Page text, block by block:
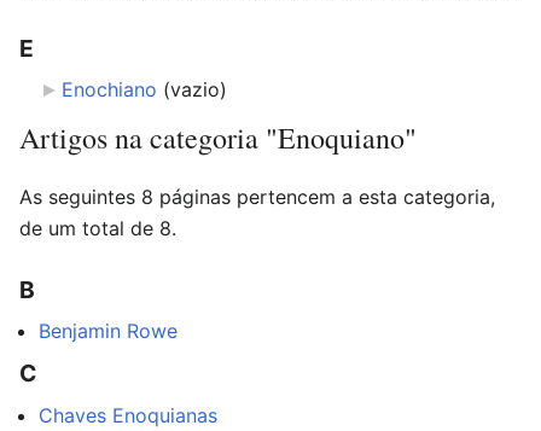
E
Enochiano (vazio)
Artigos na categoria "Enoquiano"
As seguintes 8 páginas pertencem a esta categoria,
de um total de 8.
B
Benjamin Rowe
C
Chaves Enoquianas